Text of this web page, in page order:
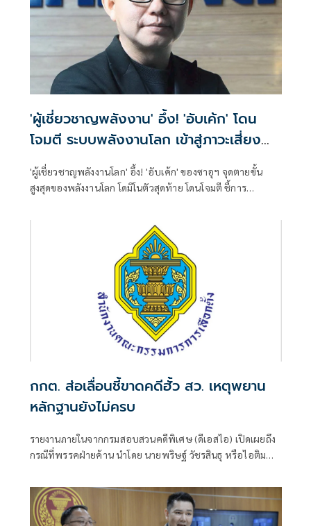
'ผู้เชี่ยวชาญพลังงาน' อึ้ง! 'อับเค้ก' โดน
โจมตี ระบบพลังงานโลก เข้าสู่ภาวะเสี่ยง
ที่สุดในรอบ 50 ปี
'ผู้เชี่ยวชาญพลังงานโลก' อึ้ง! 'อับเค้ก' ของซาอุฯ จุดตายขั้น
สูงสุดของพลังงานโลก โดมิโนตัวสุดท้าย โดนโจมตี ชี้การ
หวั่นการขาดแคลนโครงสร้างพลังงานโลกอย่างถาวร เข้าสู่ภาวะ
สุ่มเสี่ยงที่สุดในรอบ 50 ปีอย่างเป็นทางการ
กกต. ส่อเลื่อนชี้ขาดคดีฮั้ว สว. เหตุพยาน
หลักฐานยังไม่ครบ
รายงานภายในจากกรมสอบสวนคดีพิเศษ (ดีเอสไอ) เปิดเผยถึง
กรณีที่พรรคฝ่ายค้าน นำโดย นายพริษฐ์ วัชรสินธุ หรือไอติม
นายยิ่งชีพ อัชฌานนท์ ผู้อำนวยการโครงการอินเทอร์เน็ตเพื่อ
กฎหมายประชาชน หรือไอลอว์ (iLaw) ได้นำคำให้การของ
พยานและเอกสารบางส่วนที่อ้างว่าเกี่ยวข้องกับคดีฮั้วเลือก